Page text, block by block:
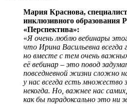
Мария Краснова,
инклюзивного образования
«Перспектива»:
«Я очень люблю вебинары
что Ирина Васильевна всегда
но вместе с тем очень
её вебинар – это повод
повседневной жизни сложно
у нас всегда есть множество
некогда. Но, важнее нас
как бы парадоксально это ни